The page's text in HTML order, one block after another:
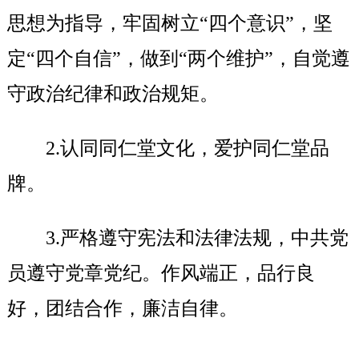
思想为指导，牢固树立“四个意识”，坚
定“四个自信”，做到“两个维护”，自觉遵
守政治纪律和政治规矩。
2.认同同仁堂文化，爱护同仁堂品
牌。
3.严格遵守宪法和法律法规，中共党
员遵守党章党纪。作风端正，品行良
好，团结合作，廉洁自律。